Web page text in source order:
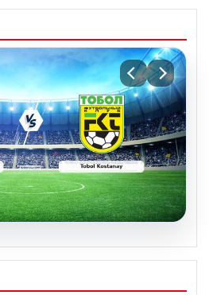
– Tobol Kostanay Canlı